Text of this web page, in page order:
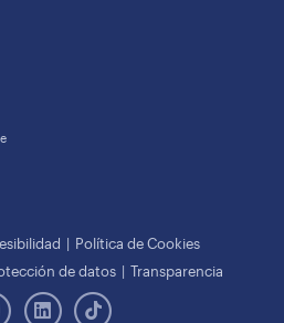
Política de Cookies
de datos Transparencia